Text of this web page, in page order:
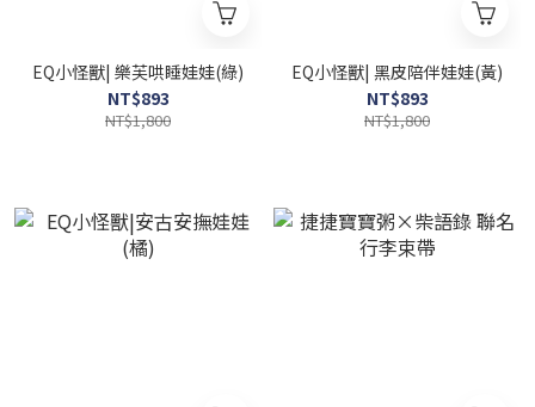
EQ小怪獸| 樂芙哄睡娃娃(綠)
NT$893
NT$1,800
EQ小怪獸| 黑皮陪伴娃娃(黃)
NT$893
NT$1,800